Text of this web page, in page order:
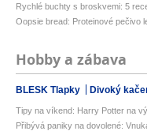
Rychlé buchty s broskvemi: 5
Oopsie bread: Proteinové pečivo
Hobby a zábava
BLESK Tlapky Divoký
Tipy na víkend: Harry Potter na
Přibývá paniky na dovolené: